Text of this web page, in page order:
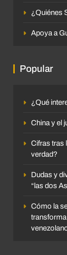
¿Quiénes
Apoya a
Popular
¿Qué
China y el
Cifras tras
verdad?
Dudas y
“las dos
Cómo la
transforma